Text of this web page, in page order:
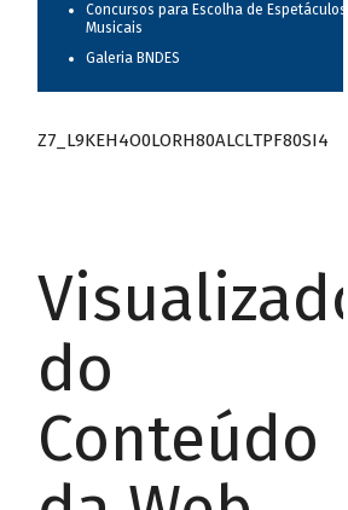
Concursos para Escolha de Espetáculos
Musicais
Galeria BNDES
Z7_L9KEH4O0LORH80ALCLTPF80SI4
do
Conteúdo